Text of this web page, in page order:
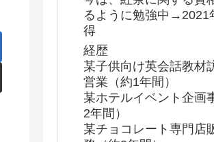
るように勉強中→2021
得
経歴
某子供向け英会話教材
営業（約1年間）
某ホテルイベント企画
2年間）
某チョコレート専門店